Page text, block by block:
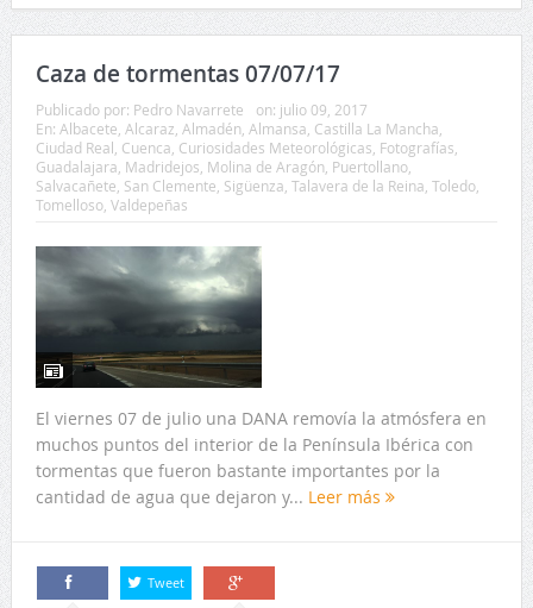
En:Albacete,Alcaraz,Almadén,Almansa,Castilla La Mancha,
Ciudad Real,Cuenca,Curiosidades Meteorológicas,Fotografías,
Salvacañete, San Clemente,Sigüenza,Talavera de la Reina
Tomelloso,Valdepeñas
El viernes 07 de julio una DANA removía la atmósfera en
muchos puntos del interior de la Península Ibérica con
tormentas que fueron bastante importantes por la
cantidad de agua que dejaron y...
Comparte
0
Tweet
Comparte
0